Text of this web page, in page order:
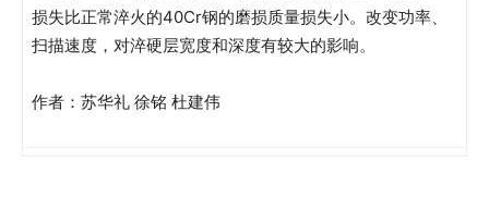
损失比正常淬火的40Cr钢的磨损质量损失小。改变功率、
扫描速度，对淬硬层宽度和深度有较大的影响。
作者：苏华礼 徐铭 杜建伟